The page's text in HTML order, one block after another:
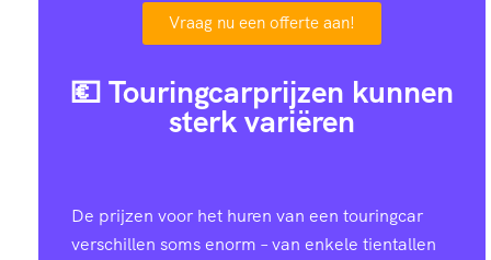
Vraag nu een offerte aan!
💶 Touringcarprijzen kunnen
sterk variëren
De prijzen voor het huren van een touringcar
verschillen soms enorm – van enkele tientallen